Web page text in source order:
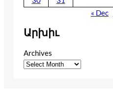
« Dec
Արխիւ
Archives